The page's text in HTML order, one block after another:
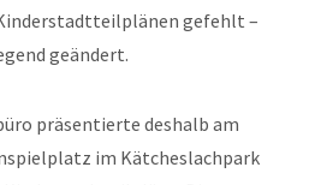
gefehlt –
geändert.
präsentierte deshalb am
im Kätcheslachpark